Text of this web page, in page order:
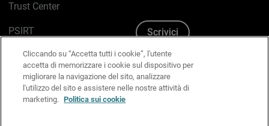
Trust Center
PSIRT
Politica sui cookie
Informativa sulla privacy
Kit Media & Brand
Scrivici
Cliccando su “Accetta tutti i cookie”, l'utente
accetta di memorizzare i cookie sul dispositivo per
migliorare la navigazione del sito, analizzare
l'utilizzo del sito e assistere nelle nostre attività di
marketing. Politica sui cookie